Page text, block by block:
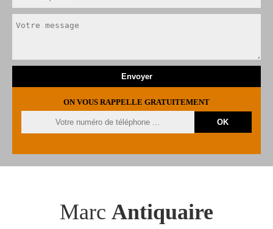
ON VOUS RAPPELLE GRATUITEMENT
Marc Antiquaire